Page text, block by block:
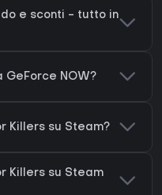
e sconti - tutto in
GeForce NOW?
Killers su Steam?
Killers su Steam